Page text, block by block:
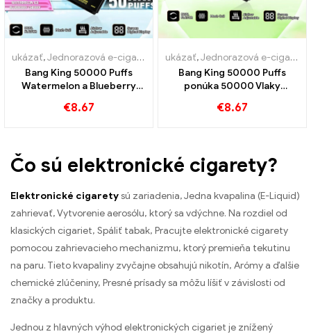
ukázať,Jednorazová e-cigareta s nikotínom ,Jednorazové e-
Bang King 50000 Puffs
Watermelon a Blueberry
Long Service Life
€8.67
ukázať,Jednorazová e-cigareta s nikotínom
Bang King 50000 Puffs
ponúka 50000 Vlaky
čučoriedková mäta
€8.67
Čo sú elektronické cigarety?
Elektronické cigaretysú zariadenia, Jedna kvapalina (E-Liquid)
zahrievať, Vytvorenie aerosólu, ktorý sa vdýchne. Na rozdiel od
klasických cigariet, Spáliť tabak, Pracujte elektronické cigarety
pomocou zahrievacieho mechanizmu, ktorý premieňa tekutinu
na paru. Tieto kvapaliny zvyčajne obsahujú nikotín, Arómy a ďalšie
chemické zlúčeniny, Presné prísady sa môžu líšiť v závislosti od
značky a produktu.
Jednou z hlavných výhod elektronických cigariet je znížený